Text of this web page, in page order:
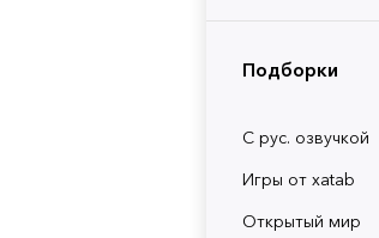
Подборки
С рус. озвучкой
Игры от xatab
Открытый мир